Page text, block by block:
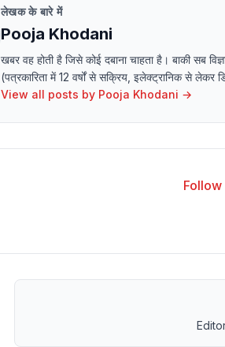
लेखक के बारे में
Pooja Khodani
खबर वह होती है जिसे कोई दबाना चाहता है। बाकी सब
(पत्रकारिता में 12 वर्षों से सक्रिय, इलेक्ट्रानिक से
View all posts by Pooja Khodani →
Follow